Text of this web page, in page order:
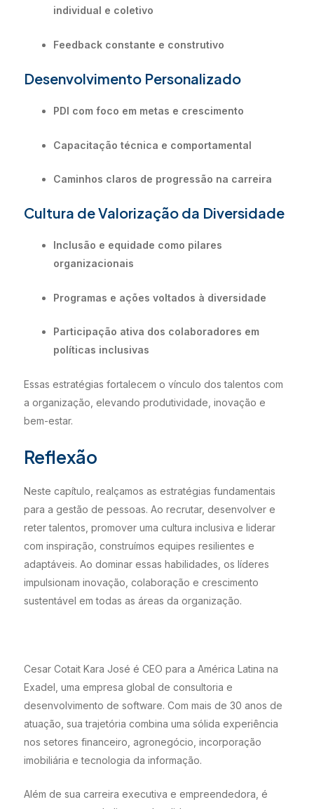
individual e coletivo
Feedback constante e construtivo
Desenvolvimento Personalizado
PDI com foco em metas e crescimento
Capacitação técnica e comportamental
Caminhos claros de progressão na carreira
Cultura de Valorização da Diversidade
Inclusão e equidade como pilares
organizacionais
Programas e ações voltados à diversidade
Participação ativa dos colaboradores em
políticas inclusivas
Essas estratégias fortalecem o vínculo dos talentos com
a organização, elevando produtividade, inovação e
bem-estar.
Reflexão
Neste capítulo, realçamos as estratégias fundamentais
para a gestão de pessoas. Ao recrutar, desenvolver e
reter talentos, promover uma cultura inclusiva e liderar
com inspiração, construímos equipes resilientes e
adaptáveis. Ao dominar essas habilidades, os líderes
impulsionam inovação, colaboração e crescimento
sustentável em todas as áreas da organização.
Cesar Cotait Kara José é CEO para a América Latina na
Exadel, uma empresa global de consultoria e
desenvolvimento de software. Com mais de 30 anos de
atuação, sua trajetória combina uma sólida experiência
nos setores financeiro, agronegócio, incorporação
imobiliária e tecnologia da informação.
Além de sua carreira executiva e empreendedora, é